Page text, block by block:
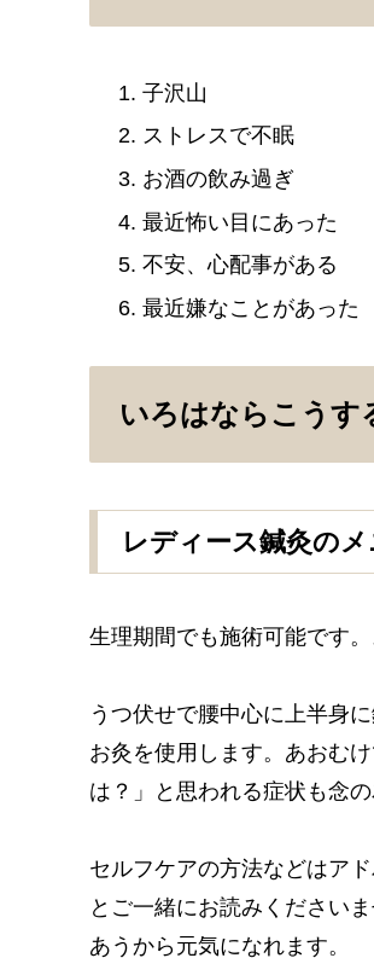
子沢山
ストレスで不眠
お酒の飲み過ぎ
最近怖い目にあった
不安、心配事がある
最近嫌なことがあった
いろはならこうす
レディース鍼灸の
生理期間でも施術可能です
うつ伏せで腰中心に上半身
お灸を使用します。あおむ
は？」と思われる症状も念
セルフケアの方法などはア
とご一緒にお読みください
あうから元気になれます。